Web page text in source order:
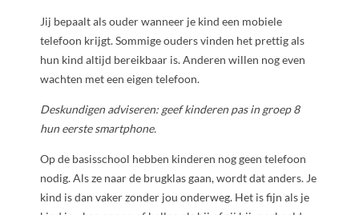
Jij bepaalt als ouder wanneer je kind een mobiele
telefoon krijgt. Sommige ouders vinden het prettig als
hun kind altijd bereikbaar is. Anderen willen nog even
wachten met een eigen telefoon.
Deskundigen adviseren: geef kinderen pas in groep 8
hun eerste smartphone.
Op de basisschool hebben kinderen nog geen telefoon
nodig. Als ze naar de brugklas gaan, wordt dat anders. Je
kind is dan vaker zonder jou onderweg. Het is fijn als je